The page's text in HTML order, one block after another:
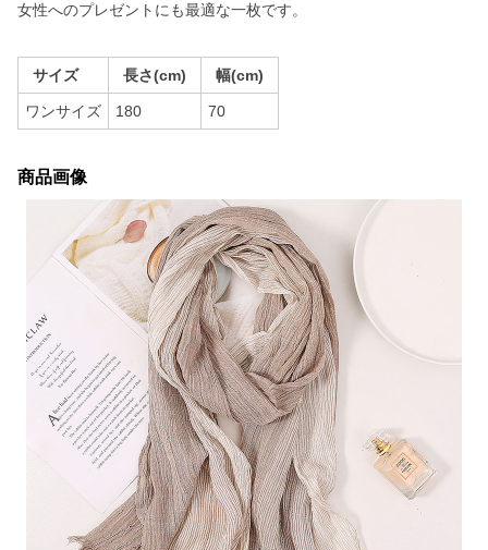
女性へのプレゼントにも最適な一枚です。
サイズ 長さ(cm) 幅(cm)
ワンサイズ 180 70
商品画像